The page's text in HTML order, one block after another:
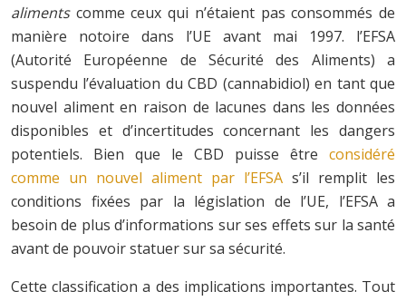
aliments comme ceux qui n’étaient pas consommés de
manière notoire dans l’UE avant mai 1997. l’EFSA
(Autorité Européenne de Sécurité des Aliments) a
suspendu l’évaluation du CBD (cannabidiol) en tant que
nouvel aliment en raison de lacunes dans les données
disponibles et d’incertitudes concernant les dangers
potentiels. Bien que le CBD puisse être considéré
comme un nouvel aliment par l’EFSA s’il remplit les
conditions fixées par la législation de l’UE, l’EFSA a
besoin de plus d’informations sur ses effets sur la santé
avant de pouvoir statuer sur sa sécurité.
Cette classification a des implications importantes. Tout